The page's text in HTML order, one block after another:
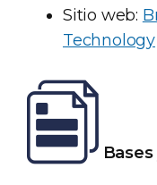
Sitio web:
Technology